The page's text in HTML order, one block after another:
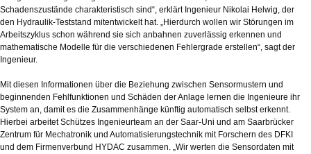
Schadenszustände charakteristisch sind“, erklärt Ingenieur Nikolai Helwig, der
den Hydraulik-Teststand mitentwickelt hat. „Hierdurch wollen wir Störungen im
Arbeitszyklus schon während sie sich anbahnen zuverlässig erkennen und
mathematische Modelle für die verschiedenen Fehlergrade erstellen“, sagt der
Ingenieur.
Mit diesen Informationen über die Beziehung zwischen Sensormustern und
beginnenden Fehlfunktionen und Schäden der Anlage lernen die Ingenieure ihr
System an, damit es die Zusammenhänge künftig automatisch selbst erkennt.
Hierbei arbeitet Schützes Ingenieurteam an der Saar-Uni und am Saarbrücker
Zentrum für Mechatronik und Automatisierungstechnik mit Forschern des DFKI
und dem Firmenverbund HYDAC zusammen. „Wir werten die Sensordaten mit